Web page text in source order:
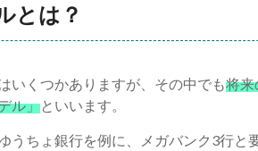
とは？
いくつかありますが、その中でも将来
ル」といいます。
うちょ銀行を例に、メガバンク3行と